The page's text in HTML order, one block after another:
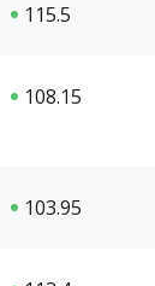
115.5
108.15
103.95